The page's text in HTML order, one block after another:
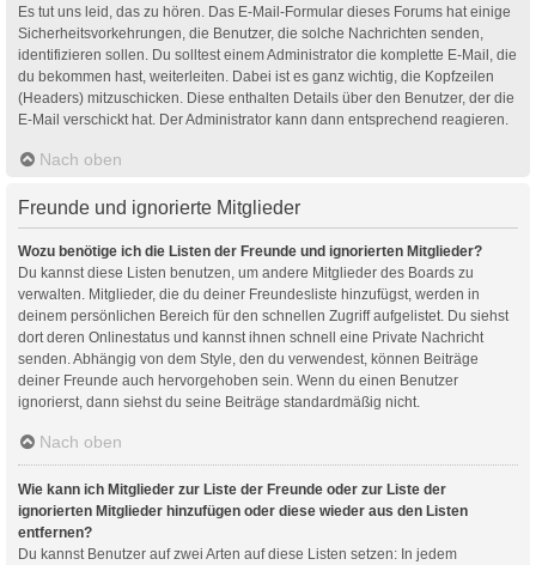
Es tut uns leid, das zu hören. Das E-Mail-Formular dieses Forums hat einige
Sicherheitsvorkehrungen, die Benutzer, die solche Nachrichten senden,
identifizieren sollen. Du solltest einem Administrator die komplette E-Mail, die
du bekommen hast, weiterleiten. Dabei ist es ganz wichtig, die Kopfzeilen
(Headers) mitzuschicken. Diese enthalten Details über den Benutzer, der die
E-Mail verschickt hat. Der Administrator kann dann entsprechend reagieren.
Nach oben
Freunde und ignorierte Mitglieder
Wozu benötige ich die Listen der Freunde und ignorierten Mitglieder?
Du kannst diese Listen benutzen, um andere Mitglieder des Boards zu
verwalten. Mitglieder, die du deiner Freundesliste hinzufügst, werden in
deinem persönlichen Bereich für den schnellen Zugriff aufgelistet. Du siehst
dort deren Onlinestatus und kannst ihnen schnell eine Private Nachricht
senden. Abhängig von dem Style, den du verwendest, können Beiträge
deiner Freunde auch hervorgehoben sein. Wenn du einen Benutzer
ignorierst, dann siehst du seine Beiträge standardmäßig nicht.
Nach oben
Wie kann ich Mitglieder zur Liste der Freunde oder zur Liste der
ignorierten Mitglieder hinzufügen oder diese wieder aus den Listen
entfernen?
Du kannst Benutzer auf zwei Arten auf diese Listen setzen: In jedem